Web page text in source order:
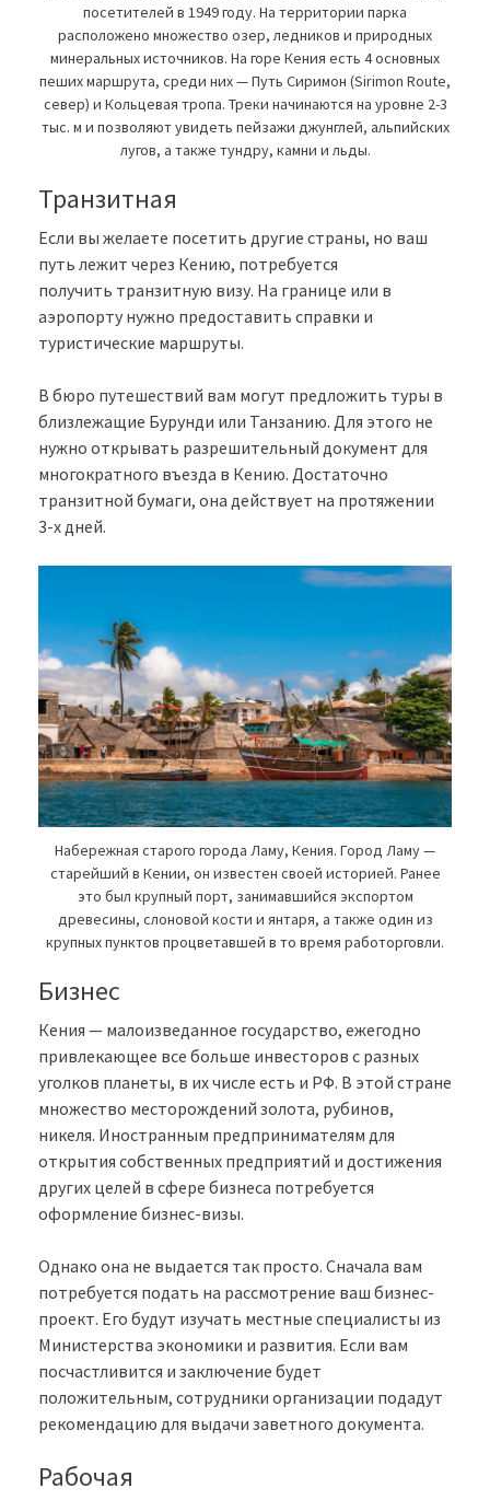
посетителей в 1949 году. На территории парка
расположено множество озер, ледников и природных
минеральных источников. На горе Кения есть 4 основных
пеших маршрута, среди них — Путь Сиримон (Sirimon Route,
север) и Кольцевая тропа. Треки начинаются на уровне 2-3
тыс. м и позволяют увидеть пейзажи джунглей, альпийских
лугов, а также тундру, камни и льды.
Транзитная
Если вы желаете посетить другие страны, но ваш
путь лежит через Кению, потребуется
получить транзитную визу. На границе или в
аэропорту нужно предоставить справки и
туристические маршруты.
В бюро путешествий вам могут предложить туры в
близлежащие Бурунди или Танзанию. Для этого не
нужно открывать разрешительный документ для
многократного въезда в Кению. Достаточно
транзитной бумаги, она действует на протяжении
3-х дней.
Набережная старого города Ламу, Кения. Город Ламу —
старейший в Кении, он известен своей историей. Ранее
это был крупный порт, занимавшийся экспортом
древесины, слоновой кости и янтаря, а также один из
крупных пунктов процветавшей в то время работорговли.
Бизнес
Кения — малоизведанное государство, ежегодно
привлекающее все больше инвесторов с разных
уголков планеты, в их числе есть и РФ. В этой стране
множество месторождений золота, рубинов,
никеля. Иностранным предпринимателям для
открытия собственных предприятий и достижения
других целей в сфере бизнеса потребуется
оформление бизнес-визы.
Однако она не выдается так просто. Сначала вам
потребуется подать на рассмотрение ваш бизнес-
проект. Его будут изучать местные специалисты из
Министерства экономики и развития. Если вам
посчастливится и заключение будет
положительным, сотрудники организации подадут
рекомендацию для выдачи заветного документа.
Рабочая